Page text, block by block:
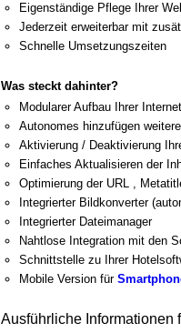
Eigenständige Pflege Ihrer
Jederzeit erweiterbar mit
Schnelle Umsetzungszeiten
Was steckt dahinter?
Modularer Aufbau Ihrer
Autonomes hinzufügen
Aktivierung / Deaktivierung
Einfaches Aktualisieren der
Optimierung der URL ,
Integrierter Bildkonverter
Integrierter Dateimanager
Nahtlose Integration mit den
Schnittstelle zu Ihrer
Mobile Version für
Ausführliche Informationen